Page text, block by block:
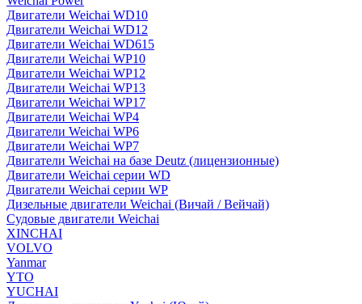
Двигатели Weichai WD10
Двигатели Weichai WD12
Двигатели Weichai WD615
Двигатели Weichai WP10
Двигатели Weichai WP12
Двигатели Weichai WP13
Двигатели Weichai WP17
Двигатели Weichai WP4
Двигатели Weichai WP6
Двигатели Weichai WP7
Двигатели Weichai на базе Deutz (лицензионные)
Двигатели Weichai серии WD
Двигатели Weichai серии WP
Дизельные двигатели Weichai (Вичай / Вейчай)
Судовые двигатели Weichai
XINCHAI
VOLVO
Yanmar
YTO
YUCHAI